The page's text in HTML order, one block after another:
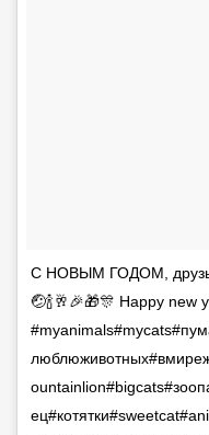
С НОВЫМ ГОДОМ,
🤕🍾🥂🎉🎁🎊 Happy new